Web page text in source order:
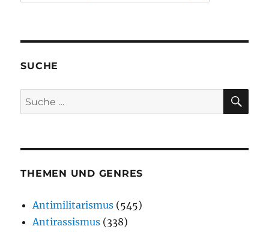
SUCHE
Suche
nach:
THEMEN UND GENRES
Antimilitarismus (545)
Antirassismus (338)